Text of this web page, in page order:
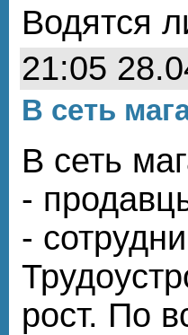
Водятся
21:05
В сеть
В сеть
-
-
рост. По